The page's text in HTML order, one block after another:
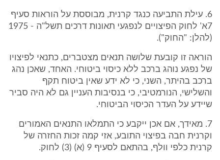
6. עילת התביעה כנגד קרנית, מבוססת על הוראות סעיף
7א' לחוק הפיצויים לנפגעי תאונות דרכים תשל"ה - 1975
(להלן: "החוק").
הוראה זו קובעת שלושה תנאים מצטברים, כתנאי לפיצויו
של נפגע נוהג ברכב ללא כיסוי ביטוחי. האחד, שאכן נהג
ברכב בהיתר, השני, כי לא ידע שאין ביטוח תקף
והשלישי, הנורמטיבי, כי בנסיבות העניין גם לא היה סביר
שיידע על העדר הכיסוי הביטוחי.
7. מאידך, אם אכן ייקבע כי התמלאו התנאים האמורים
וקרנית חבה בפיצוי התובע, אזי קמה זכות החזרה של
קרנית כלפי וולף, בהתאם לסעיף 9 (א) (3) לחוק.